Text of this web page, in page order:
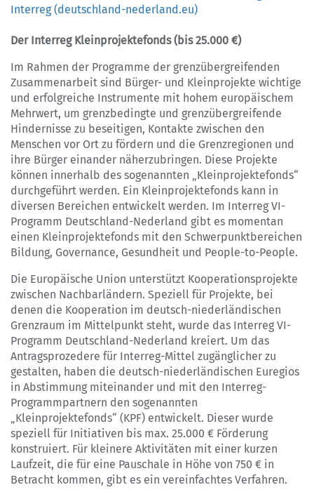
Interreg (deutschland-nederland.eu)
Der Interreg Kleinprojektefonds (bis 25.000 €)
Im Rahmen der Programme der grenzübergreifenden
Zusammenarbeit sind Bürger- und Kleinprojekte wichtige
und erfolgreiche Instrumente mit hohem europäischem
Mehrwert, um grenzbedingte und grenzübergreifende
Hindernisse zu beseitigen, Kontakte zwischen den
Menschen vor Ort zu fördern und die Grenzregionen und
ihre Bürger einander näherzubringen. Diese Projekte
können innerhalb des sogenannten „Kleinprojektefonds“
durchgeführt werden. Ein Kleinprojektefonds kann in
diversen Bereichen entwickelt werden. Im Interreg VI-
Programm Deutschland-Nederland gibt es momentan
einen Kleinprojektefonds mit den Schwerpunktbereichen
Bildung, Governance, Gesundheit und People-to-People.
Die Europäische Union unterstützt Kooperationsprojekte
zwischen Nachbarländern. Speziell für Projekte, bei
denen die Kooperation im deutsch-niederländischen
Grenzraum im Mittelpunkt steht, wurde das Interreg VI-
Programm Deutschland-Nederland kreiert. Um das
Antragsprozedere für Interreg-Mittel zugänglicher zu
gestalten, haben die deutsch-niederländischen Euregios
in Abstimmung miteinander und mit den Interreg-
Programmpartnern den sogenannten
„Kleinprojektefonds“ (KPF) entwickelt. Dieser wurde
speziell für Initiativen bis max. 25.000 € Förderung
konstruiert. Für kleinere Aktivitäten mit einer kurzen
Laufzeit, die für eine Pauschale in Höhe von 750 € in
Betracht kommen, gibt es ein vereinfachtes Verfahren.